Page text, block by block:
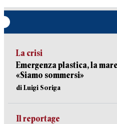
La crisi
Emergenza plastica, la
«Siamo sommersi»
di Luigi Soriga
Il reportage